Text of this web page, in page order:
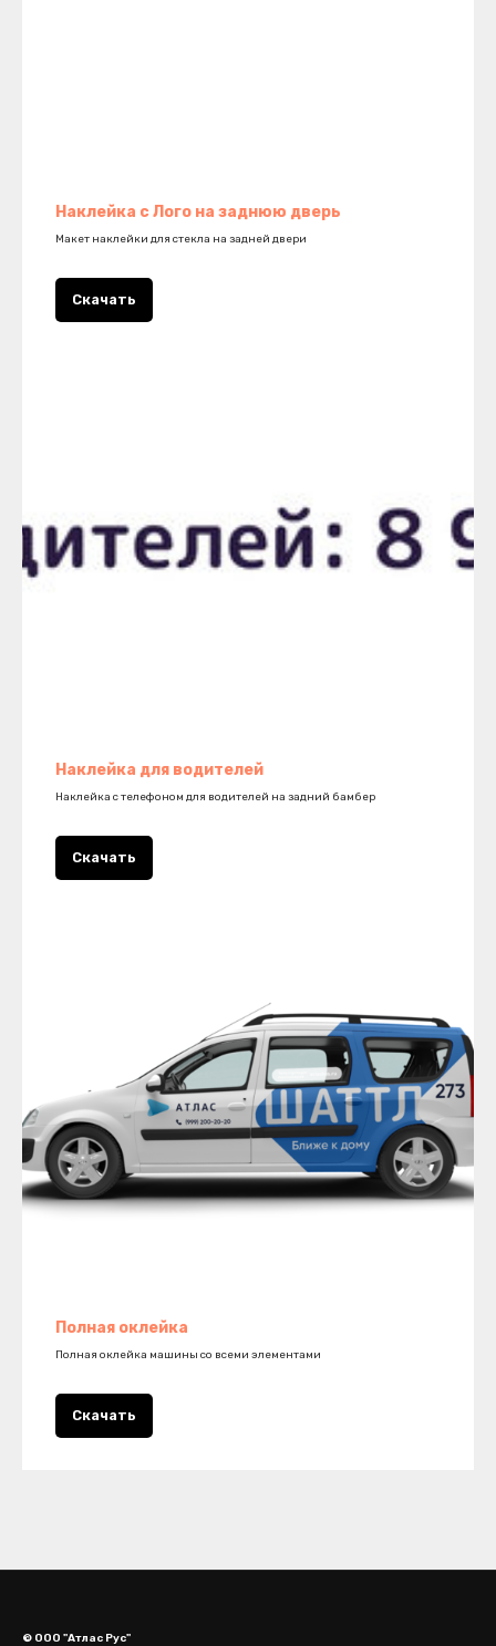
Наклейка с Лого на заднюю дверь
Макет наклейки для стекла на задней двери
Скачать
Наклейка для водителей
Наклейка с телефоном для водителей на задний бамбер
Скачать
Полная оклейка
Полная оклейка машины со всеми элементами
Скачать
© ООО "Атлас Рус"